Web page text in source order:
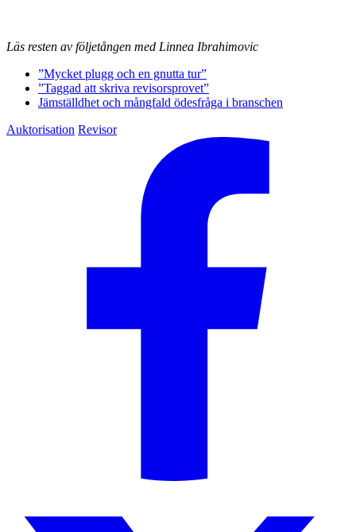
Läs resten av följetången med Linnea Ibrahimovic
”Mycket plugg och en gnutta tur”
”Taggad att skriva revisorsprovet”
Jämställdhet och mångfald ödesfråga i branschen
Auktorisation Revisor